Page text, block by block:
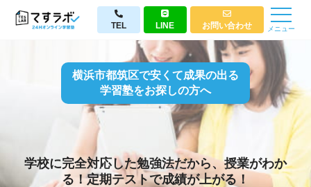
TEL LINE お問い合わせ メニュー
横浜市都筑区で安くて成果の出る
学習塾をお探しの方へ
学校に完全対応した勉強法だから、授業がわか
る！定期テストで成績が上がる！